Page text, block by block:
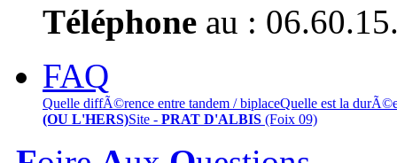
Téléphone au :
FAQ
Quelle diffÃ©rence entre tandem / biplaceQuelle est la
(OU L'HERS)Site - PRAT D'ALBIS (Foix 09)